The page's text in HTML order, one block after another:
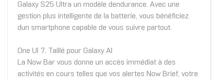
Galaxy S25 Ultra un modèle dendurance. Avec une
gestion plus intelligente de la batterie, vous bénéficiez
dun smartphone capable de vous suivre partout.
One UI 7. Taillé pour Galaxy AI
La Now Bar vous donne un accès immédiat à des
activités en cours telles que vos alertes Now Brief, votre